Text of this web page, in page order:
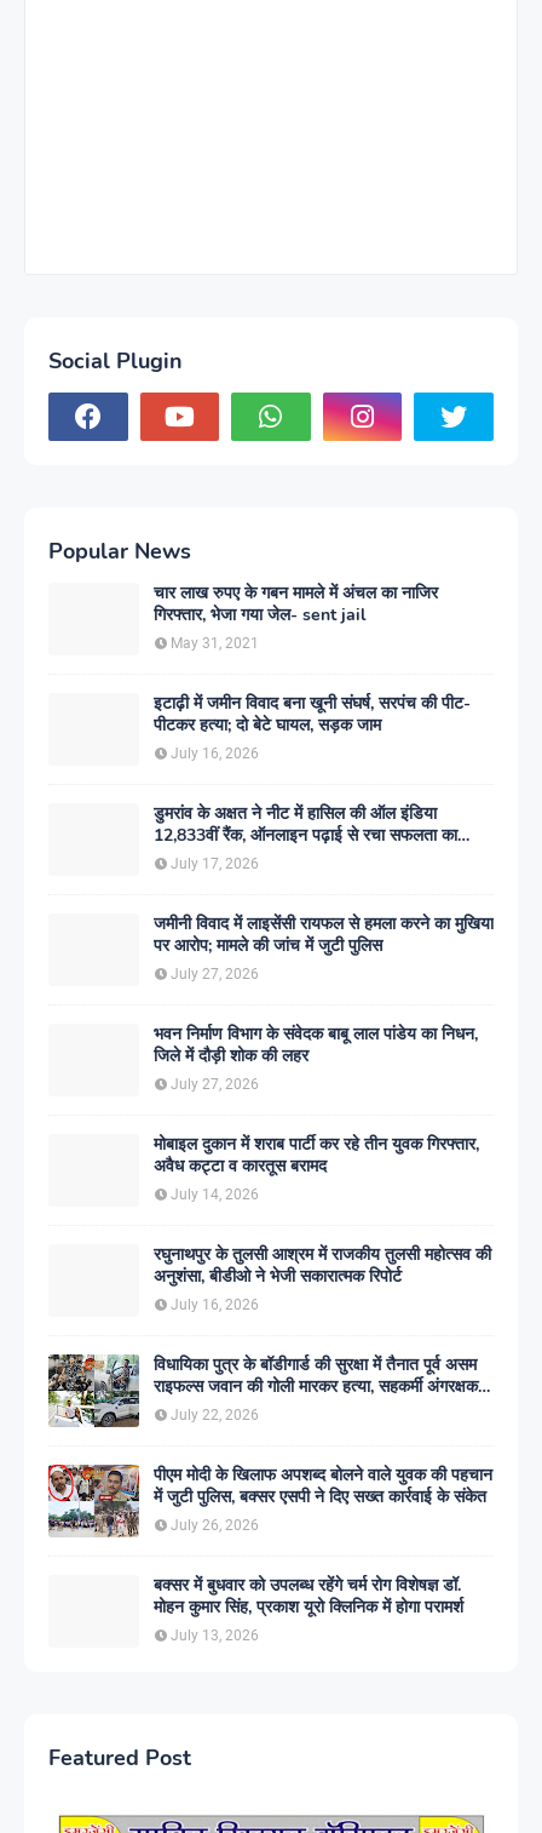
Social Plugin
Popular News
चार लाख रुपए के गबन मामले में अंचल का नाजिर
गिरफ्तार, भेजा गया जेल- sent jail
May 31, 2021
इटाढ़ी में जमीन विवाद बना खूनी संघर्ष, सरपंच की पीट-
पीटकर हत्या; दो बेटे घायल, सड़क जाम
July 16, 2026
डुमरांव के अक्षत ने नीट में हासिल की ऑल इंडिया
12,833वीं रैंक, ऑनलाइन पढ़ाई से रचा सफलता का
इतिहास
July 17, 2026
जमीनी विवाद में लाइसेंसी रायफल से हमला करने का मुखिया
पर आरोप; मामले की जांच में जुटी पुलिस
July 27, 2026
भवन निर्माण विभाग के संवेदक बाबू लाल पांडेय का निधन,
जिले में दौड़ी शोक की लहर
July 27, 2026
मोबाइल दुकान में शराब पार्टी कर रहे तीन युवक गिरफ्तार,
अवैध कट्टा व कारतूस बरामद
July 14, 2026
रघुनाथपुर के तुलसी आश्रम में राजकीय तुलसी महोत्सव की
अनुशंसा, बीडीओ ने भेजी सकारात्मक रिपोर्ट
July 16, 2026
विधायिका पुत्र के बॉडीगार्ड की सुरक्षा में तैनात पूर्व असम
राइफल्स जवान की गोली मारकर हत्या, सहकर्मी अंगरक्षक
गिरफ्तार
July 22, 2026
पीएम मोदी के खिलाफ अपशब्द बोलने वाले युवक की पहचान
में जुटी पुलिस, बक्सर एसपी ने दिए सख्त कार्रवाई के संकेत
July 26, 2026
बक्सर में बुधवार को उपलब्ध रहेंगे चर्म रोग विशेषज्ञ डॉ.
मोहन कुमार सिंह, प्रकाश यूरो क्लिनिक में होगा परामर्श
July 13, 2026
Featured Post